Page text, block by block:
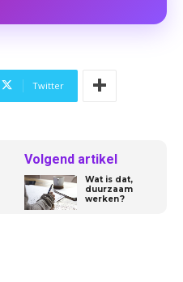
Twitter
Volgend artikel
Wat is dat,
duurzaam
werken ?